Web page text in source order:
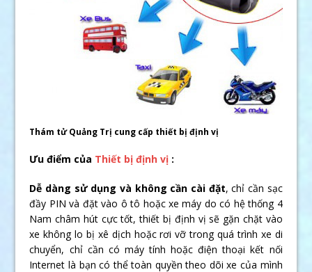
Thám tử Quảng Trị cung cấp thiết bị định vị
Ưu điểm của Thiết bị định vị :
Dễ dàng sử dụng và không cần cài đặt, chỉ cần sạc
đầy PIN và đặt vào ô tô hoặc xe máy do có hệ thống 4
Nam châm hút cực tốt, thiết bị định vị sẽ gặn chặt vào
xe không lo bị xê dịch hoặc rơi vỡ trong quá trình xe di
chuyển, chỉ cần có máy tính hoặc điện thoại kết nối
Internet là bạn có thể toàn quyền theo dõi xe của mình